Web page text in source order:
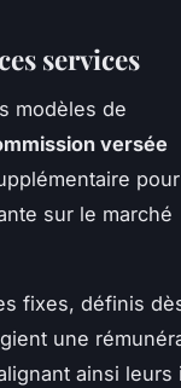
services
modèles de
versée
pour
sur le marché
fixes, définis
une
ainsi leurs